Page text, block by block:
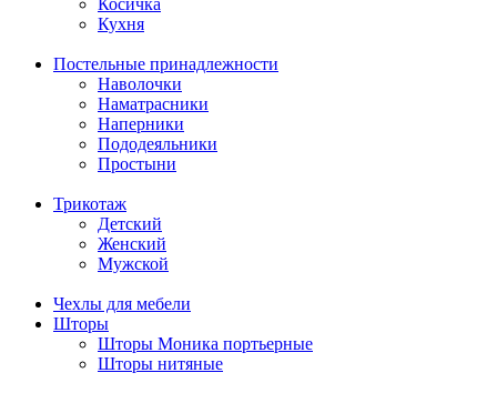
Косичка
Кухня
Постельные принадлежности
Наволочки
Наматрасники
Наперники
Пододеяльники
Простыни
Трикотаж
Детский
Женский
Мужской
Чехлы для мебели
Шторы
Шторы Моника портьерные
Шторы нитяные